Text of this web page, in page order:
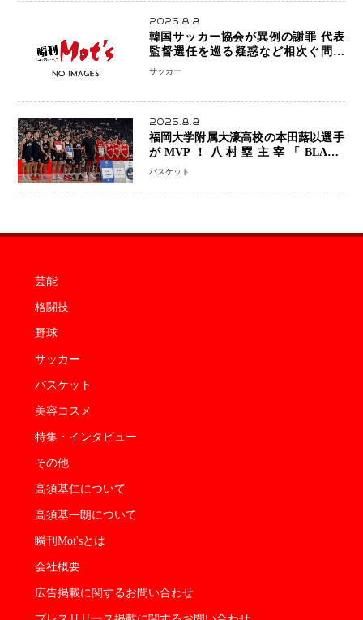
2026.8.8
韓国サッカー協会が異例の謝罪 代表
監督選任を巡る疑惑など相次ぐ問題
「組織の刷新」誓う
サッカー
2026.8.8
福岡大学附属大濠高校の本田蕗以選手
がMVP！八村塁主宰「BLACK
SAMURAI SUMMIT 2026」で存在
なった」
バスケット
芸能
格闘技
野球
サッカー
バスケット
美容コスメ
特集・インタビュー
その他
高須基仁について
高須基一朗について
瞬刊Mot'sとは
会社概要
広告掲載に関するお問い合わせ